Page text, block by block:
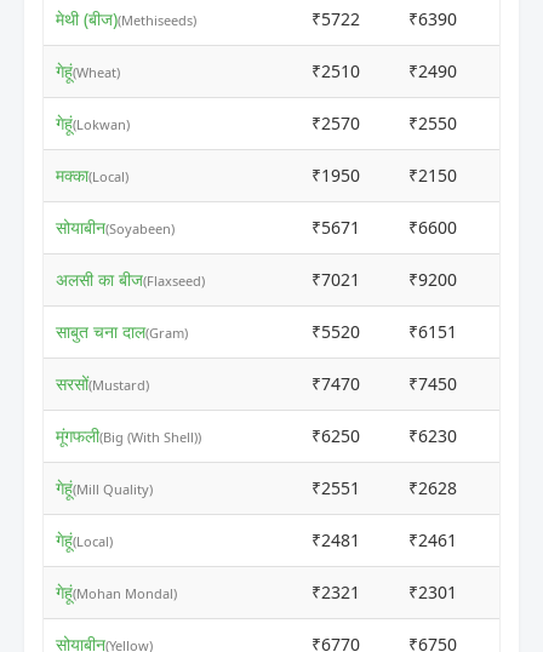
मेथी (बीज)(Methiseeds) ₹5722 ₹6390
गेहूं(Wheat) ₹2510 ₹2490
गेहूं(Lokwan) ₹2570 ₹2550
मक्का(Local) ₹1950 ₹2150
सोयाबीन(Soyabeen) ₹5671 ₹6600
अलसी का बीज(Flaxseed) ₹7021 ₹9200
साबुत चना दाल(Gram) ₹5520 ₹6151
सरसों(Mustard) ₹7470 ₹7450
मूंगफली(Big (With Shell)) ₹6250 ₹6230
गेहूं(Mill Quality) ₹2551 ₹2628
गेहूं(Local) ₹2481 ₹2461
गेहूं(Mohan Mondal) ₹2321 ₹2301
सोयाबीन(Yellow) ₹6770 ₹6750